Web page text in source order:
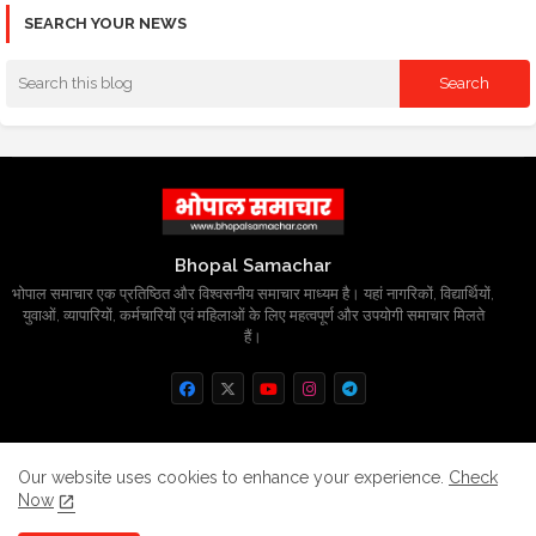
SEARCH YOUR NEWS
Bhopal Samachar
भोपाल समाचार एक प्रतिष्ठित और विश्वसनीय समाचार माध्यम है। यहां नागरिकों, विद्यार्थियों,
युवाओं, व्यापारियों, कर्मचारियों एवं महिलाओं के लिए महत्वपूर्ण और उपयोगी समाचार मिलते
हैं।
Home About Contact us
Privacy Policy
Our website uses cookies to enhance your experience. Check
Now